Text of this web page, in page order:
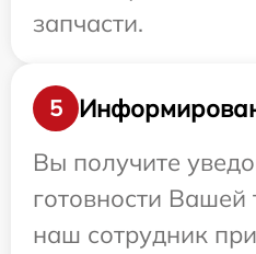
запчасти.
5
Вы получите
готовности Вашей
наш сотрудник